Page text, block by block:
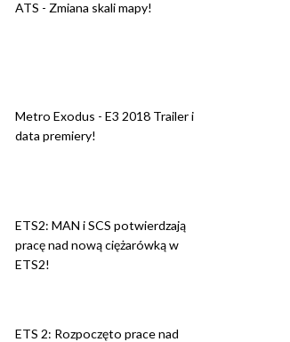
ATS - Zmiana skali mapy!
Metro Exodus - E3 2018 Trailer i
data premiery!
ETS2: MAN i SCS potwierdzają
pracę nad nową ciężarówką w
ETS2!
ETS 2: Rozpoczęto prace nad